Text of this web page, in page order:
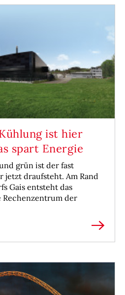
ist hier
spart Energie
grün ist der fast
jetzt draufsteht. Am Rand
Gais entsteht das
der